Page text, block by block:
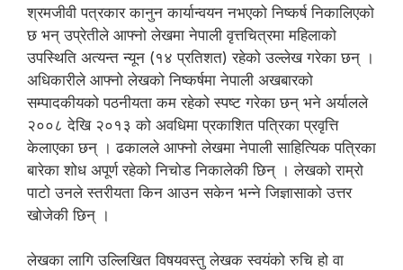
श्रमजीवी पत्रकार कानुन कार्यान्वयन नभएको निष्कर्ष निकालिएको
छ भन् उप्रेतीले आफ्नो लेखमा नेपाली वृत्तचित्रमा महिलाको
उपस्थिति अत्यन्त न्यून (१४ प्रतिशत) रहेको उल्लेख गरेका छन् ।
अधिकारीले आफ्नो लेखको निष्कर्षमा नेपाली अखबारको
सम्पादकीयको पठनीयता कम रहेको स्पष्ट गरेका छन् भने अर्यालले
२००८ देखि २०१३ को अवधिमा प्रकाशित पत्रिका प्रवृत्ति
केलाएका छन् । ढकालले आफ्नो लेखमा नेपाली साहित्यिक पत्रिका
बारेका शोध अपूर्ण रहेको निचोड निकालेकी छिन् । लेखको राम्रो
पाटो उनले स्तरीयता किन आउन सकेन भन्ने जिज्ञासाको उत्तर
खोजेकी छिन् ।
लेखका लागि उल्लिखित विषयवस्तु लेखक स्वयंको रुचि हो वा